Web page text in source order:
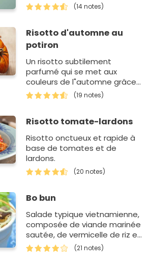
(14 notes)
Risotto d'automne au
potiron
Un risotto subtilement
parfumé qui se met aux
couleurs de l"automne grâce
à son alliance avec le potiron.
(19 notes)
Risotto tomate-lardons
Risotto onctueux et rapide à
base de tomates et de
lardons.
(20 notes)
Bo bun
Salade typique vietnamienne,
composée de viande marinée
sautée, de vermicelle de riz et
de salade.
(21 notes)